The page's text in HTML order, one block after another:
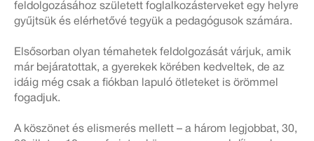
feldolgozásához született foglalkozásterveket egy helyre
gyűjtsük és elérhetővé tegyük a pedagógusok számára.
Elsősorban olyan témahetek feldolgozását várjuk, amik
már bejáratottak, a gyerekek körében kedveltek, de az
idáig még csak a fiókban lapuló ötleteket is örömmel
fogadjuk.
A köszönet és elismerés mellett – a három legjobbat, 30,